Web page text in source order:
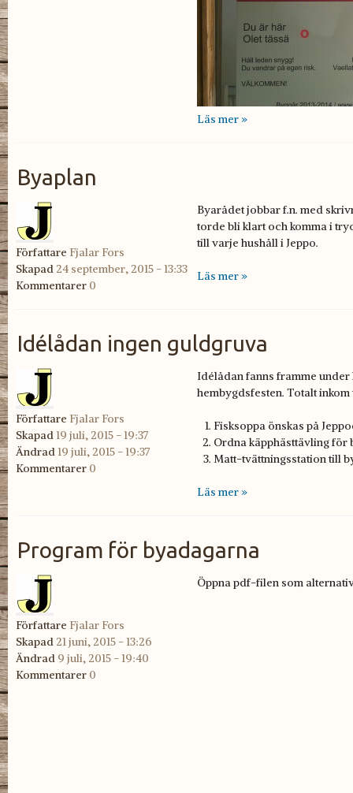
Läs mer »
Byaplan
Författare Fjalar Fors
Skapad 24 september, 2015 - 13:33
Kommentarer 0
Byarådet jobbar f.n. med
torde bli klart och komma i
till varje hushåll i Jeppo.
Läs mer »
Idélådan ingen guldgruva
Författare Fjalar Fors
Skapad19 juli, 2015 - 19:37
Ändrad19 juli, 2015 - 19:37
Kommentarer 0
Idélådan fanns framme under
hembygdsfesten. Totalt inkom
Fisksoppa önskas på
Ordna käpphästtävling för
Matt-tvättningsstation till
Läs mer »
Program för byadagarna
Författare Fjalar Fors
Skapad 21 juni, 2015 - 13:26
Ändrad 9 juli, 2015 - 19:40
Kommentarer 0
Öppna pdf-filen som